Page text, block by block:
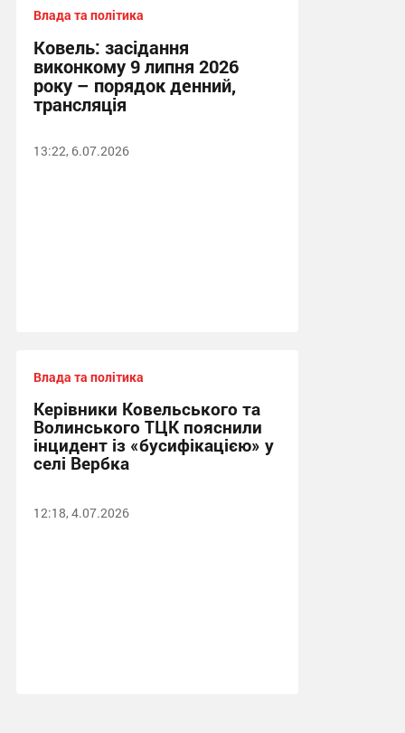
Влада та політика
Ковель: засідання
виконкому 9 липня 2026
року – порядок денний,
трансляція
13:22, 6.07.2026
Влада та політика
Керівники Ковельського та
Волинського ТЦК пояснили
інцидент із «бусифікацією» у
селі Вербка
12:18, 4.07.2026